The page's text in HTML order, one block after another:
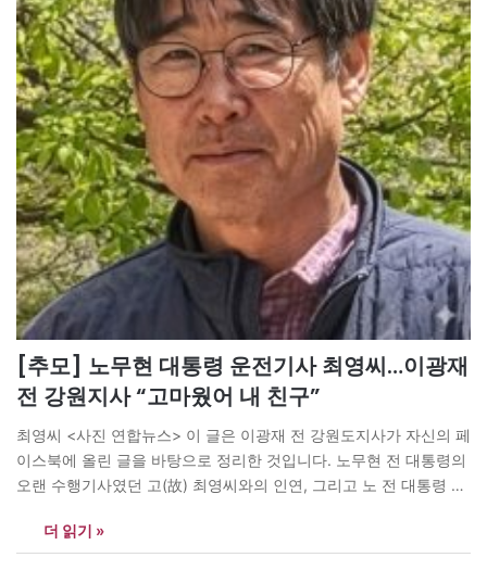
[추모] 노무현 대통령 운전기사 최영씨…이광재
전 강원지사 “고마웠어 내 친구”
최영씨 <사진 연합뉴스> 이 글은 이광재 전 강원도지사가 자신의 페
이스북에 올린 글을 바탕으로 정리한 것입니다. 노무현 전 대통령의
오랜 수행기사였던 고(故) 최영씨와의 인연, 그리고 노 전 대통령 곁
대통령과 수행기사 사이의 깊은 신뢰와 인간적 의리를 통해, 한 시대
를 함께했던 사람들의 우정과 책임감을…
더 읽기 »